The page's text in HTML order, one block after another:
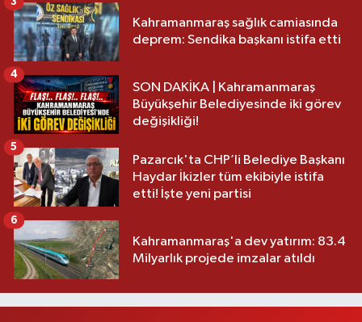
Kahramanmaraş sağlık camiasında
deprem: Sendika başkanı istifa etti
SON DAKİKA | Kahramanmaraş
Büyükşehir Belediyesinde iki görev
değişikliği!
4
Pazarcık'ta CHP’li Belediye Başkanı
Haydar İkizler tüm ekibiyle istifa
etti! İşte yeni partisi
5
Kahramanmaraş'a dev yatırım: 83.4
Milyarlık projede imzalar atıldı
6